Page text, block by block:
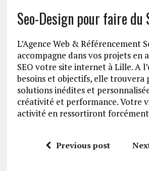
Seo-Design pour faire du
L’Agence Web & Référencement
accompagne dans vos projets en
SEO votre site internet à Lille. A
besoins et objectifs, elle trouvera
solutions inédites et
créativité et performance. Votre
activité en ressortiront
Previous post